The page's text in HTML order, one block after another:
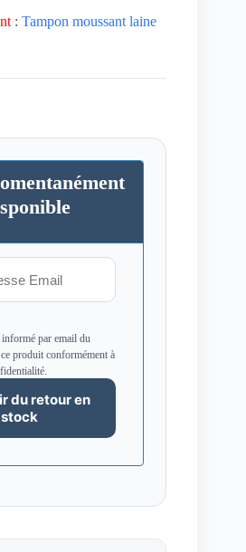
: Tampon moussant laine
informé par email du
produit conformément à